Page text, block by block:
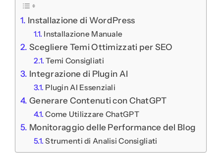
Installazione di WordPress
Installazione Manuale
Scegliere Temi Ottimizzati per SEO
Temi Consigliati
Integrazione di Plugin AI
Plugin AI Essenziali
Generare Contenuti con ChatGPT
Come Utilizzare ChatGPT
Monitoraggio delle Performance del Blog
Strumenti di Analisi Consigliati